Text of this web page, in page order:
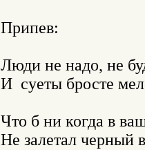
Припев:
Люди не надо, не
И  суеты бросте
Что б ни когда в